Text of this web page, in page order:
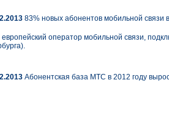
83% новых абонентов мобильной связи
европейский оператор мобильной связи,
Абонентская база МТС в 2012 году